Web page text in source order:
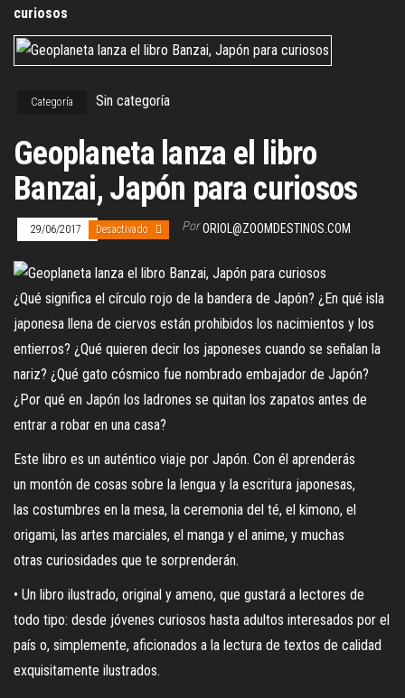
curiosos
Categoría Sin categoría
Geoplaneta lanza el libro
Banzai, Japón para curiosos
29/06/2017 Desactivado Por ORIOL@ZOOMDESTINOS.COM
¿Qué significa el círculo rojo de la bandera de Japón? ¿En qué isla
japonesa llena de ciervos están prohibidos los nacimientos y los
entierros? ¿Qué quieren decir los japoneses cuando se señalan la
nariz? ¿Qué gato cósmico fue nombrado embajador de Japón?
¿Por qué en Japón los ladrones se quitan los zapatos antes de
entrar a robar en una casa?
Este libro es un auténtico viaje por Japón. Con él aprenderás
un montón de cosas sobre la lengua y la escritura japonesas,
las costumbres en la mesa, la ceremonia del té, el kimono, el
origami, las artes marciales, el manga y el anime, y muchas
otras curiosidades que te sorprenderán.
• Un libro ilustrado, original y ameno, que gustará a lectores de
todo tipo: desde jóvenes curiosos hasta adultos interesados por el
país o, simplemente, aficionados a la lectura de textos de calidad
exquisitamente ilustrados.